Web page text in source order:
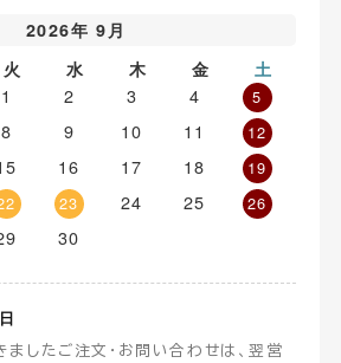
2026年 9月
火 水 木 金 土
1 2 3 4
5
8 9 10 11
12
16 17 18
19
23 24 25
26
30
したご注文・お問い合わせは、翌営